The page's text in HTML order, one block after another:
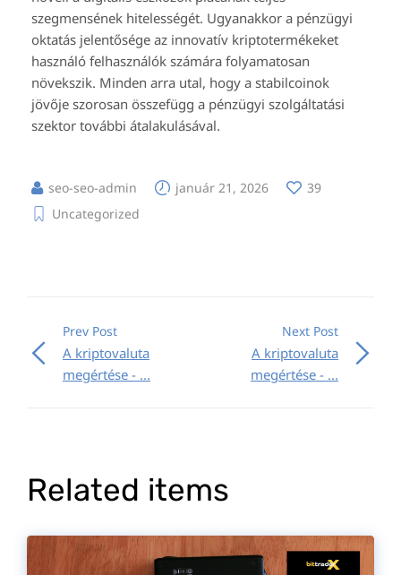
szegmensének hitelességét. Ugyanakkor a pénzügyi
oktatás jelentősége az innovatív kriptotermékeket
használó felhasználók számára folyamatosan
növekszik. Minden arra utal, hogy a stabilcoinok
jövője szorosan összefügg a pénzügyi szolgáltatási
szektor további átalakulásával.
seo-seo-admin január 21, 2026
39
Uncategorized
Prev Post
A kriptovaluta
megértése - ...
Next Post
A kriptovaluta
megértése - ...
Related items